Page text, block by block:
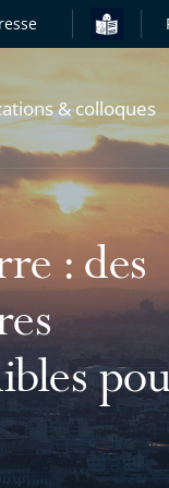
& colloques
: des